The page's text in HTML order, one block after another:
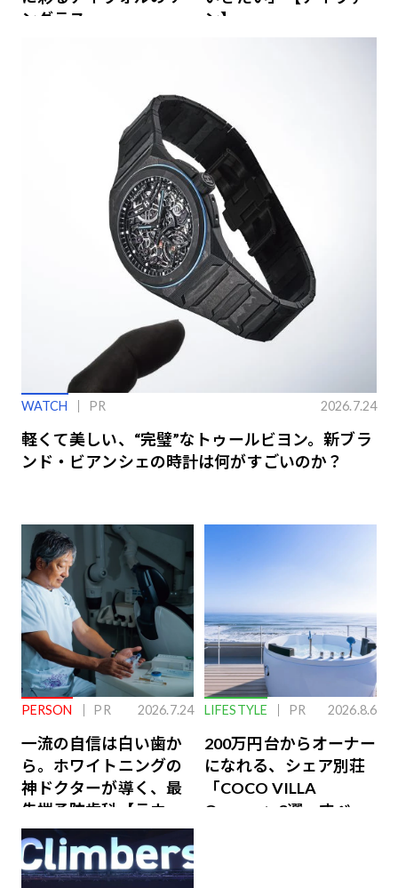
ングラス
ン】
WATCH PR 2026.7.24
軽くて美しい、“完璧”なトゥールビヨン。新ブラ
ンド・ビアンシェの時計は何がすごいのか？
PERSON PR 2026.7.24
一流の自信は白い歯か
ら。ホワイトニングの
神ドクターが導く、最
先端予防歯科【ラウン
ジ会員特典あり】
LIFESTYLE PR 2026.8.6
200万円台からオーナー
になれる、シェア別荘
「COCO VILLA
Owners」3選。すべて